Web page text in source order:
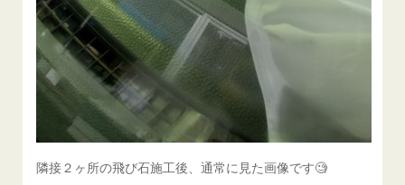
隣接２ヶ所の飛び石施工後、通常に見た画像です🧐